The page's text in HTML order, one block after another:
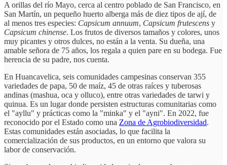
A orillas del río Mayo, cerca al centro poblado de San Francisco, en
San Martín, un pequeño huerto alberga más de diez tipos de ají, de
al menos tres especies: Capsicum annuum, Capsicum frutescens y
Capsicum chinense. Los frutos de diversos tamaños y colores, unos
muy picantes y otros dulces, no están a la venta. Su dueña, una
amable señora de 75 años, los regala a quien pare en su bodega. Fue
herencia de su padre, nos cuenta.
En Huancavelica, seis comunidades campesinas conservan 355
variedades de papa, 50 de maíz, 45 de otras raíces y tuberosas
andinas (mashua, oca y olluco), entre otras variedades de tarwi y
quinua. Es un lugar donde persisten estructuras comunitarias como
el "ayllu" y prácticas como la "minka" y el "ayni". En 2022, fue
reconocido por el Estado como una Zona de Agrobiodiversidad.
Estas comunidades están asociadas, lo que facilita la
comercialización de sus productos, en un entorno que valora su
labor de conservación.